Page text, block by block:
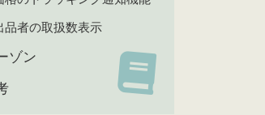
品者の取扱数表示
ゾン